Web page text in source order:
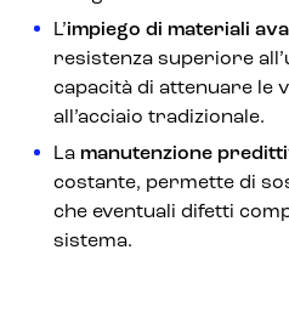
L’impiego di materiali
resistenza superiore
capacità di attenuare le
all’acciaio tradizionale.
La manutenzione
costante, permette di
che eventuali difetti
sistema.